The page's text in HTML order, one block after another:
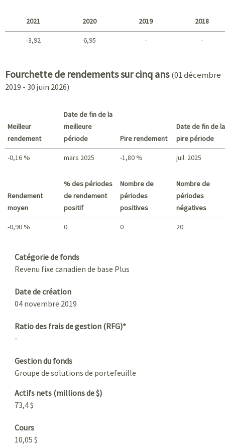
2021 2020 2019 2018
-3,92 6,95 - -
Fourchette de rendements sur cinq ans (01 décembre
2019 - 30 juin 2026)
Meilleur
rendement
Date de fin de la
meilleure
période
Pire rendement
Date de fin de la
pire période
-0,16 % mars 2025 -1,80 % juil. 2025
Rendement
moyen
% des périodes
de rendement
positif
Nombre de
périodes
positives
Nombre de
périodes
négatives
-0,90 % 0 0 20
Catégorie de fonds
Revenu fixe canadien de base Plus
Date de création
04 novembre 2019
Ratio des frais de gestion (RFG)*
-
Gestion du fonds
Groupe de solutions de portefeuille
Actifs nets (millions de $)
73,4 $
Cours
10,05 $